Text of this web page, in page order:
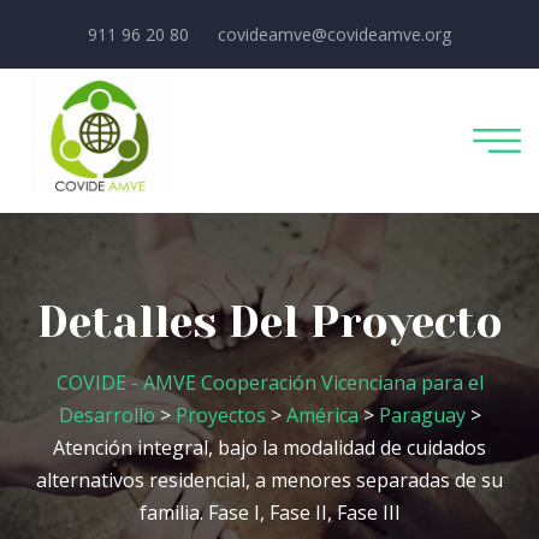
911 96 20 80 covideamve@covideamve.org
Detalles Del Proyecto
COVIDE - AMVE Cooperación Vicenciana para el
Desarrollo> Proyectos >América> Paraguay>
Atención integral, bajo la modalidad de cuidados
alternativos residencial, a menores separadas de su
familia. Fase I, Fase II, Fase III